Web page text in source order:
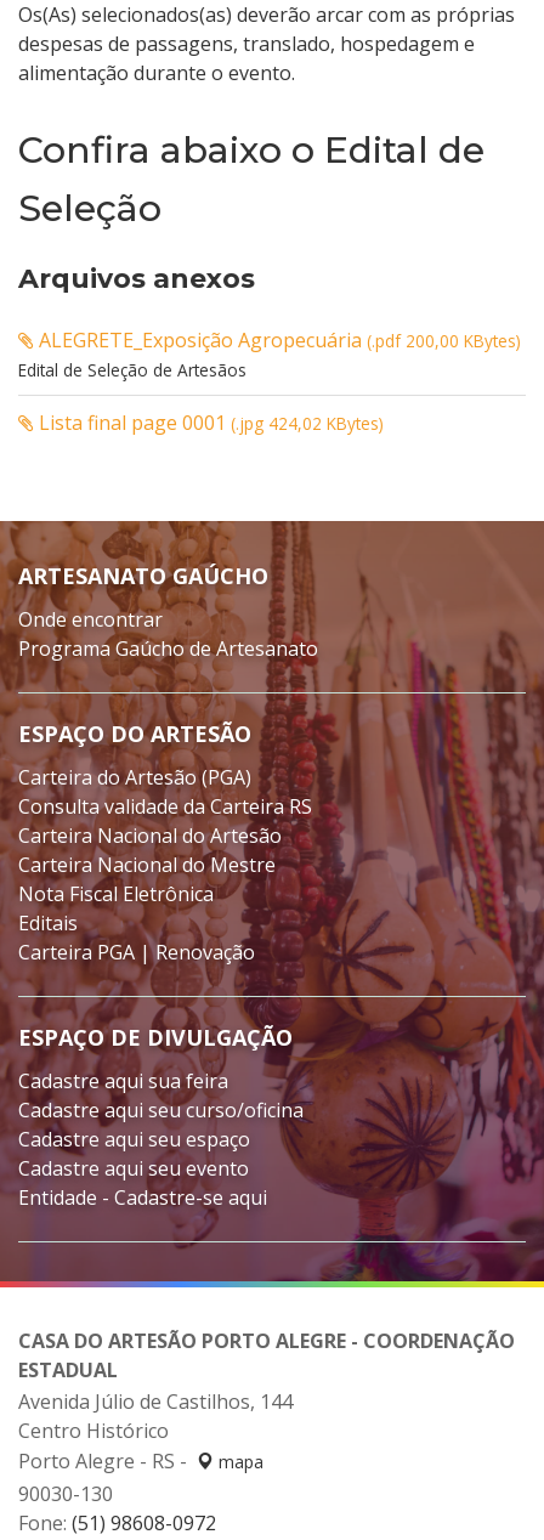
Os(As) selecionados(as) deverão arcar com as próprias
despesas de passagens, translado, hospedagem e
alimentação durante o evento.
Confira abaixo o Edital de
Seleção
Arquivos anexos
ALEGRETE_Exposição Agropecuária (.pdf 200,00 KBytes)
Edital de Seleção de Artesãos
Lista final page 0001 (.jpg 424,02 KBytes)
ARTESANATO GAÚCHO
Onde encontrar
Programa Gaúcho de Artesanato
ESPAÇO DO ARTESÃO
Carteira do Artesão (PGA)
Consulta validade da Carteira RS
Carteira Nacional do Artesão
Carteira Nacional do Mestre
Nota Fiscal Eletrônica
Editais
Carteira PGA | Renovação
ESPAÇO DE DIVULGAÇÃO
Cadastre aqui sua feira
Cadastre aqui seu curso/oficina
Cadastre aqui seu espaço
Cadastre aqui seu evento
Entidade - Cadastre-se aqui
CASA DO ARTESÃO PORTO ALEGRE - COORDENAÇÃO
ESTADUAL
Avenida Júlio de Castilhos, 144
Centro Histórico
Porto Alegre - RS -
mapa
90030-130
Fone: (51) 98608-0972